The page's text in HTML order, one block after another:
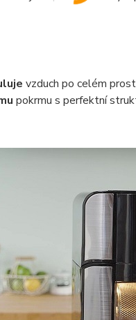
vzduch po celém
pokrmu s perfektní